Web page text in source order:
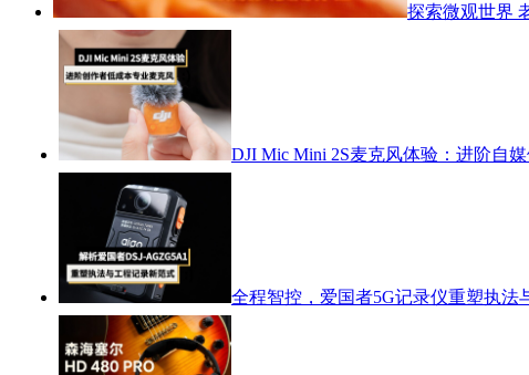
探索微观世界
DJI Mic Mini 2S麦克风体验：进阶自
全程智控，爱国者5G记录仪重塑执法